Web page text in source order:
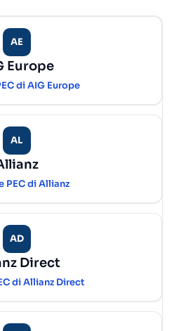
AE
Europe
di AIG Europe
AL
PEC di Allianz
AD
Direct
di Allianz Direct